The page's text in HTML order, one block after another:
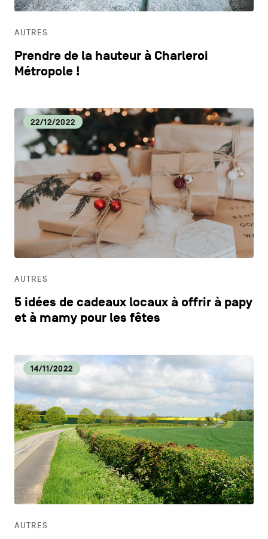
HORECA
LIFESTYLE
AUTRES
Prendre de la hauteur à Charleroi
Métropole !
22/12/2022
AUTRES
5 idées de cadeaux locaux à offrir à papy
et à mamy pour les fêtes
14/11/2022
AUTRES